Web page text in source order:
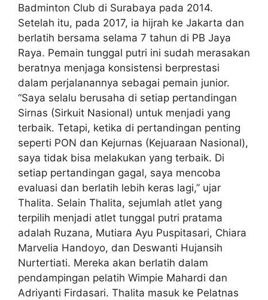
Badminton Club di Surabaya pada 2014.
Setelah itu, pada 2017, ia hijrah ke Jakarta dan
berlatih bersama selama 7 tahun di PB Jaya
Raya. Pemain tunggal putri ini sudah merasakan
beratnya menjaga konsistensi berprestasi
dalam perjalanannya sebagai pemain junior.
“Saya selalu berusaha di setiap pertandingan
Sirnas (Sirkuit Nasional) untuk menjadi yang
terbaik. Tetapi, ketika di pertandingan penting
seperti PON dan Kejurnas (Kejuaraan Nasional),
saya tidak bisa melakukan yang terbaik. Di
setiap pertandingan gagal, saya mencoba
evaluasi dan berlatih lebih keras lagi,” ujar
Thalita. Selain Thalita, sejumlah atlet yang
terpilih menjadi atlet tunggal putri pratama
adalah Ruzana, Mutiara Ayu Puspitasari, Chiara
Marvelia Handoyo, dan Deswanti Hujansih
Nurtertiati. Mereka akan berlatih dalam
pendampingan pelatih Wimpie Mahardi dan
Adriyanti Firdasari. Thalita masuk ke Pelatnas